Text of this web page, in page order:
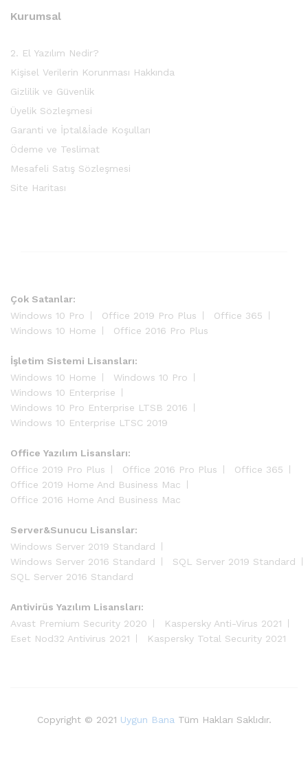
Kurumsal
2. El Yazılım Nedir?
Kişisel Verilerin Korunması Hakkında
Gizlilik ve Güvenlik
Üyelik Sözleşmesi
Garanti ve İptal&İade Koşulları
Ödeme ve Teslimat
Mesafeli Satış Sözleşmesi
Site Haritası
Çok Satanlar:
Windows 10 Pro
Office 2019 Pro Plus
Office 365
Windows 10 Home
Office 2016 Pro Plus
İşletim Sistemi Lisansları:
Windows 10 Home
Windows 10 Pro
Windows 10 Enterprise
Windows 10 Pro Enterprise LTSB 2016
Windows 10 Enterprise LTSC 2019
Office Yazılım Lisansları:
Office 2019 Pro Plus
Office 2016 Pro Plus
Office 365
Office 2019 Home And Business Mac
Office 2016 Home And Business Mac
Server&Sunucu Lisanslar:
Windows Server 2019 Standard
Windows Server 2016 Standard
SQL Server 2019 Standard
SQL Server 2016 Standard
Antivirüs Yazılım Lisansları:
Avast Premium Security 2020
Kaspersky Anti-Virus 2021
Eset Nod32 Antivirus 2021
Kaspersky Total Security 2021
Copyright © 2021 Uygun Bana Tüm Hakları Saklıdır.